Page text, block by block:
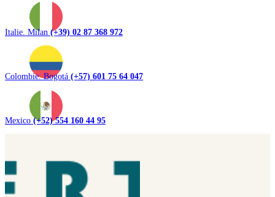
Italie. Milan (+39) 02 87 368 972
Colombie. Bogotá (+57) 601 75 64 047
Mexico (+52) 554 160 44 95